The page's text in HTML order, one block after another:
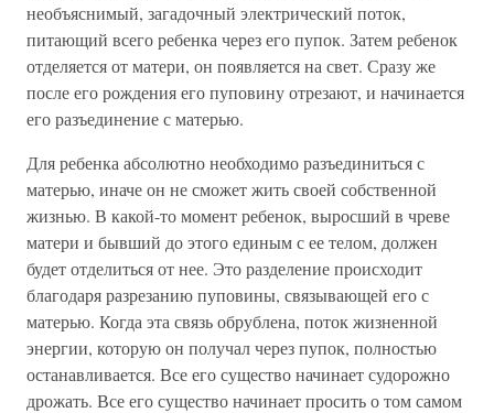
необъяснимый, загадочный электрический поток,
питающий всего ребенка через его пупок. Затем ребенок
отделяется от матери, он появляется на свет. Сразу же
после его рождения его пуповину отрезают, и начинается
его разъединение с матерью.
Для ребенка абсолютно необходимо разъединиться с
матерью, иначе он не сможет жить своей собственной
жизнью. В какой-то момент ребенок, выросший в чреве
матери и бывший до этого единым с ее телом, должен
будет отделиться от нее. Это разделение происходит
благодаря разрезанию пуповины, связывающей его с
матерью. Когда эта связь обрублена, поток жизненной
энергии, которую он получал через пупок, полностью
останавливается. Все его существо начинает судорожно
дрожать. Все его существо начинает просить о том самом